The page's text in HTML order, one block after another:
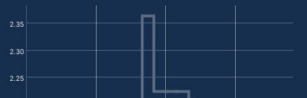
2.25
2.30
2.35